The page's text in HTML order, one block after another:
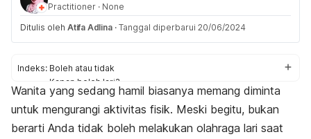
Practitioner · None
Ditulis oleh Atifa Adlina · Tanggal diperbarui 20/06/2024
Indeks: Boleh atau tidak
Kapan boleh lari?
Risiko
Tips aman berolahraga lari saat hamil
Wanita yang sedang hamil biasanya memang diminta
untuk mengurangi aktivitas fisik. Meski begitu, bukan
berarti Anda tidak boleh melakukan olahraga lari saat